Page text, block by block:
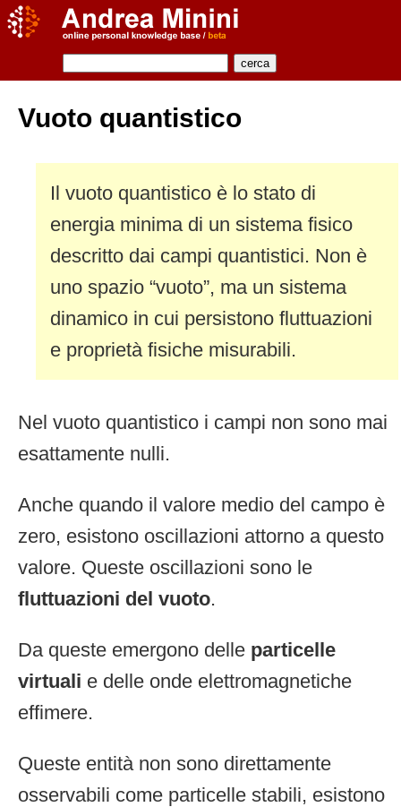
Vuoto quantistico
Il vuoto quantistico è lo stato di
energia minima di un sistema fisico
descritto dai campi quantistici. Non è
uno spazio “vuoto”, ma un sistema
dinamico in cui persistono fluttuazioni
e proprietà fisiche misurabili.
Nel vuoto quantistico i campi non sono mai
esattamente nulli.
Anche quando il valore medio del campo è
zero, esistono oscillazioni attorno a questo
valore. Queste oscillazioni sono le
fluttuazioni del vuoto.
Da queste emergono delle particelle
virtuali e delle onde elettromagnetiche
effimere.
Queste entità non sono direttamente
osservabili come particelle stabili, esistono